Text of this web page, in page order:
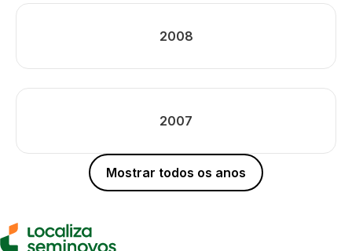
2008
2007
Mostrar todos os anos